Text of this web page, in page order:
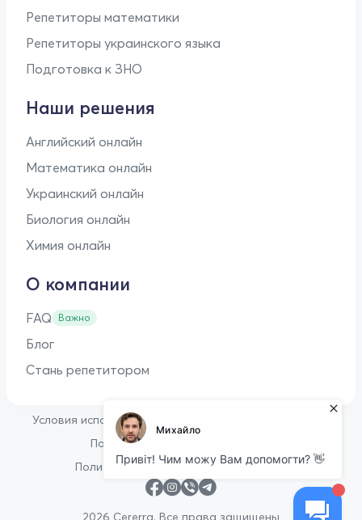
Репетиторы математики
Репетиторы украинского языка
Подготовка к ЗНО
Наши решения
Английский онлайн
Математика онлайн
Украинский онлайн
Биология онлайн
Химия онлайн
О компании
FAQ Важно
Блог
Стань репетитором
2026 Cererra. Все права защищены
Условия использования
Политика конфиденциальности
Политика в отношении файлов cookie